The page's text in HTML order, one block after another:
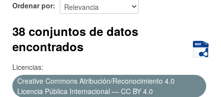
Acerca de
Ordenar por
38 conjuntos de datos
encontrados
Licencias:
Creative Commons Atribución/Reconocimiento 4.0
Licencia Pública Internacional — CC BY 4.0